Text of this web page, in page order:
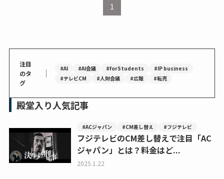
1
注目
のタ
グ
｜ #AI #AI会議 #forStudents
#IP business
#テレビCM
#人財会議 #広報 #転売
殿堂入り人気記事
#ACジャパン #CM差し替え #フジテレビ
フジテレビのCM差し替えで注目「AC
ジャパン」とは？料金はど...
2025.1.22